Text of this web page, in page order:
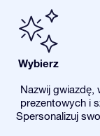
Wybierz
Nazwij gwiazdę,
prezentowych i
Spersonalizuj